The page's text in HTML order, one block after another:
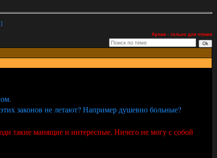
Архив - только для чтения
законов не летают? Например душевно больные?
такие манящие и интересные. Ничего не могу с собой